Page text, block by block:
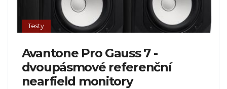
Testy
Avantone Pro Gauss 7 -
dvoupásmové referenční
nearfield monitory